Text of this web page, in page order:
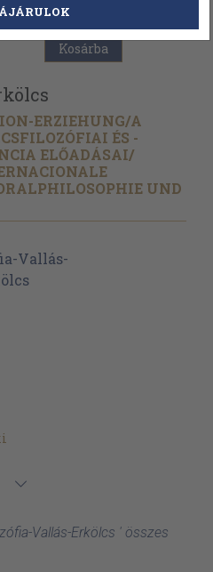
Kosárba
ERZIEHUNG/A
ÉS -
ELŐADÁSAI/
UND
Vallás-Erkölcs ' összes